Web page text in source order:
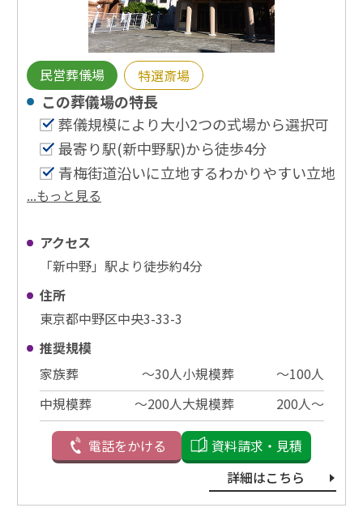
民営葬儀場 特選斎場
この葬儀場の特⻑
葬儀規模により大小2つの式場から選択可
最寄り駅(新中野駅)から徒歩4分
青梅街道沿いに立地するわかりやすい立地
...もっと見る
アクセス
「新中野」駅より徒歩約4分
住所
東京都中野区中央3-33-3
推奨規模
家族葬
〜30⼈小規模葬
〜100⼈
中規模葬
〜200⼈大規模葬 200⼈〜
電話をかける
資料請求・見積
詳細はこちら